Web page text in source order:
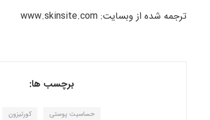
ترجمه شده از وبسایت: www.skinsite.com
برچسب ها:
حساسیت پوستی کورتیزون